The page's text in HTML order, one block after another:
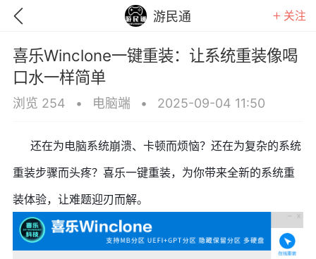
游民通 关注
喜乐Winclone一键重装：让系统重装像喝
口水一样简单
浏览 254 • 电脑端 • 2025-09-04 11:50
还在为电脑系统崩溃、卡顿而烦恼？还在为复杂的系统
重装步骤而头疼？喜乐一键重装，为你带来全新的系统重
装体验，让难题迎刃而解。